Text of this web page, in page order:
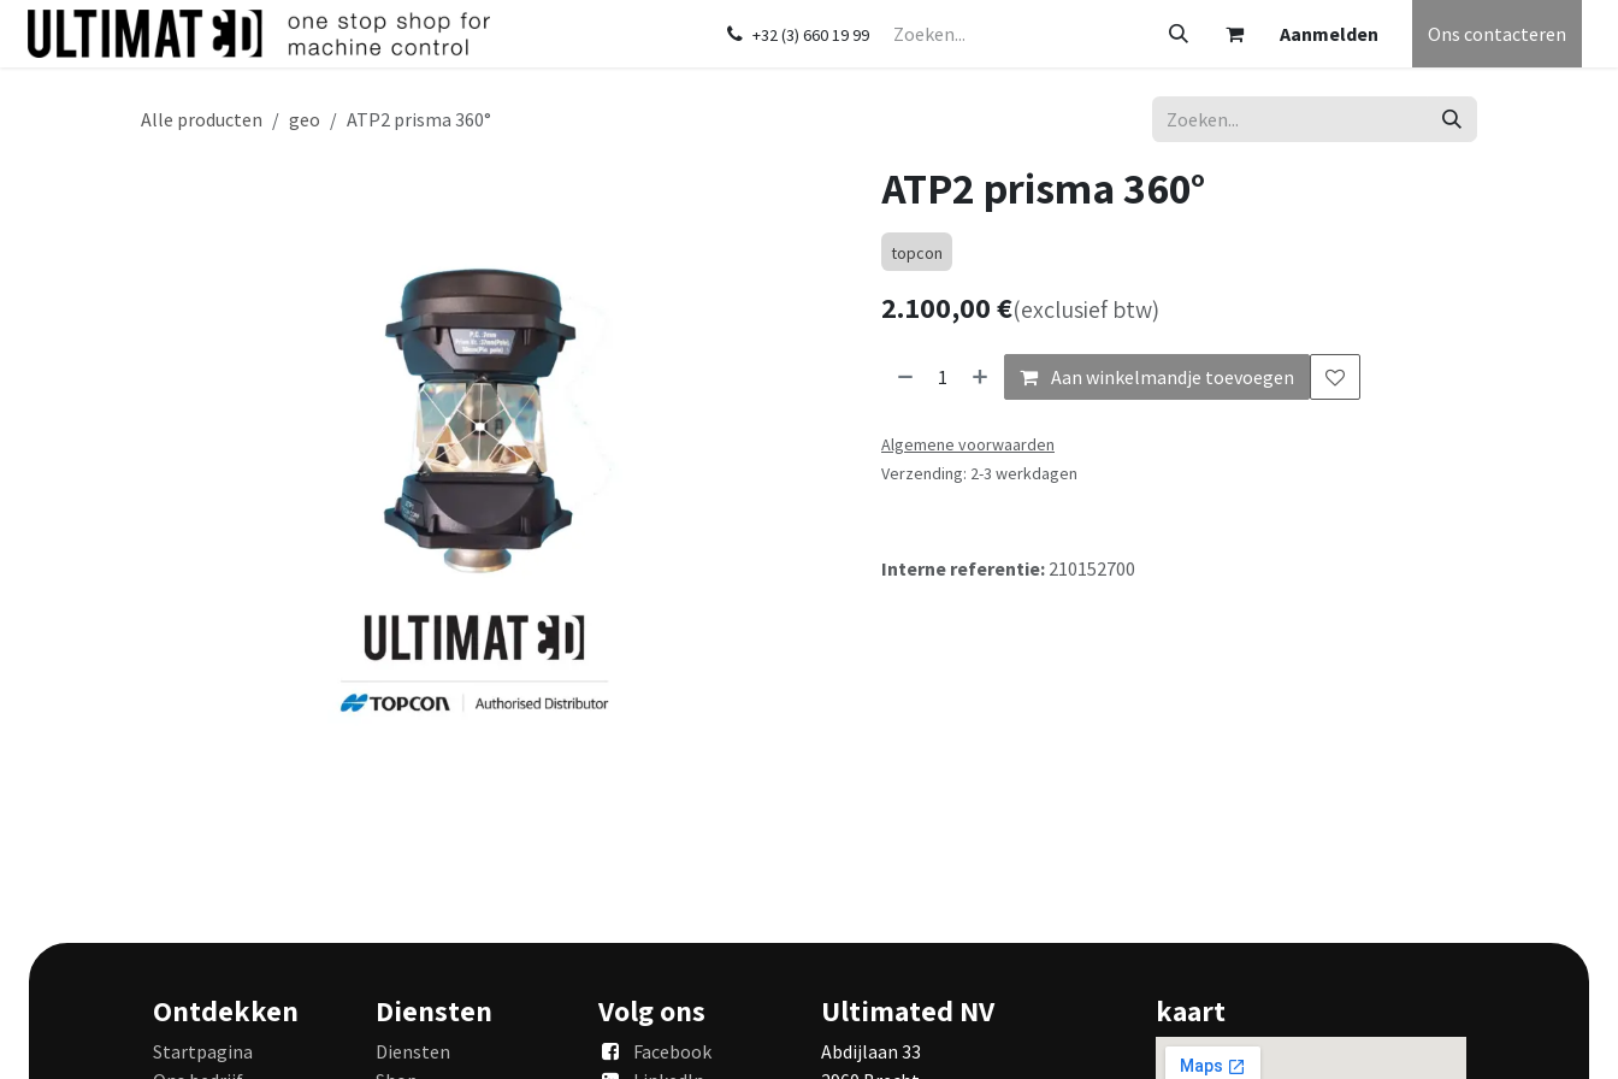
Overslaan naar inhoud
Over ons Shop Diensten In de kijker Partners Vacatures Helpdesk Afspraak Algemene
+32 (3) 660 19 99 Aanmelden Ons contacteren
Alle producten geo ATP2 prisma 360°
ATP2 prisma 360°
topcon
2.100,00€(exclusief btw)
Aan winkelmandje toevoegen
Algemene voorwaarden
Verzending: 2-3 werkdagen
Interne referentie: 210152700
Ontdekken
Startpagina
Diensten
Diensten
Volg ons
Facebook
Ultimated NV
Abdijlaan 33
kaart